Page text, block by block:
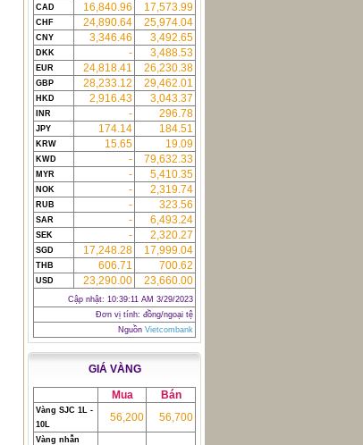
CAD 16,840.96 17,573.99
CHF 24,890.64 25,974.04
CNY 3,346.46 3,492.65
DKK - 3,488.53
EUR 24,818.41 26,230.38
GBP 28,233.12 29,462.01
HKD 2,916.43 3,043.37
INR - 296.78
JPY 174.14 184.51
KRW 15.65 19.09
KWD - 79,632.33
MYR - 5,410.35
NOK - 2,319.74
RUB - 323.56
SAR - 6,493.24
SEK - 2,320.27
SGD 17,248.28 17,999.04
THB 606.71 700.62
USD 23,290.00 23,660.00
Cập nhật: 10:39:11 AM 3/29/2023
Đơn vị tính: đồng/ngoại tệ
Nguồn Vietcombank
GIÁ VÀNG
Mua Bán
Vàng SJC 1L -
10L
56,200 56,700
Vàng nhẫn